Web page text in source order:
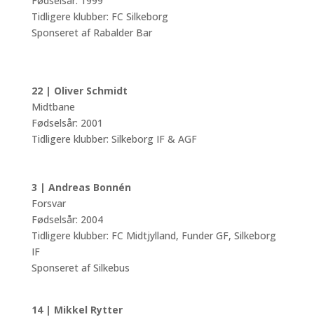
Tidligere klubber: FC Silkeborg
Sponseret af Rabalder Bar
22 | Oliver Schmidt
Midtbane
Fødselsår: 2001
Tidligere klubber: Silkeborg IF & AGF
3 | Andreas Bonnén
Forsvar
Fødselsår: 2004
Tidligere klubber: FC Midtjylland, Funder GF, Silkeborg
IF
Sponseret af Silkebus
14 | Mikkel Rytter